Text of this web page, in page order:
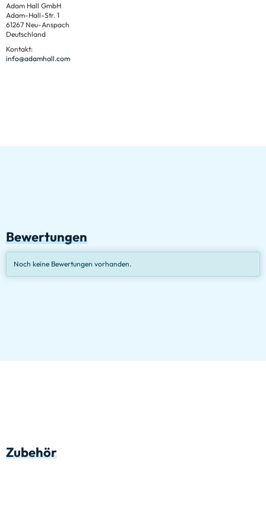
Adam Hall GmbH
Adam-Hall-Str. 1
61267 Neu-Anspach
Deutschland
Kontakt:
info@adamhall.com
Bewertungen
Noch keine Bewertungen vorhanden.
Zubehör